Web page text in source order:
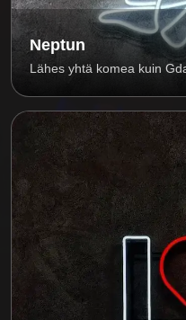
Neptun
Lähes yhtä komea kuin